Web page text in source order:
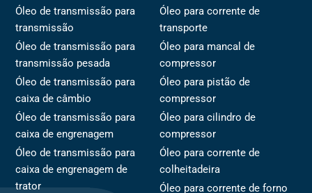
Óleo de transmissão para
transmissão
Óleo de transmissão para
transmissão pesada
Óleo de transmissão para
caixa de câmbio
Óleo de transmissão para
caixa de engrenagem
Óleo de transmissão para
caixa de engrenagem de
trator
Óleo para corrente de
transporte
Óleo para mancal de
compressor
Óleo para pistão de
compressor
Óleo para cilindro de
compressor
Óleo para corrente de
colheitadeira
Óleo para corrente de forno